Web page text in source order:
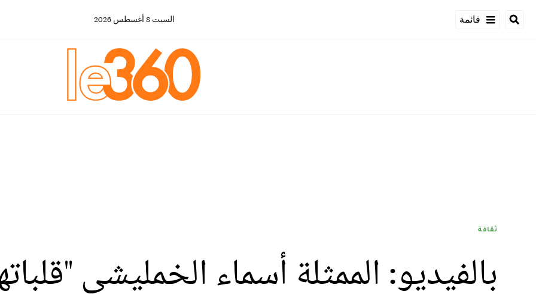
قائمة السبت 8 أغسطس 2026
ثقافة
بالفيديو: الممثلة أسماء الخمليشي